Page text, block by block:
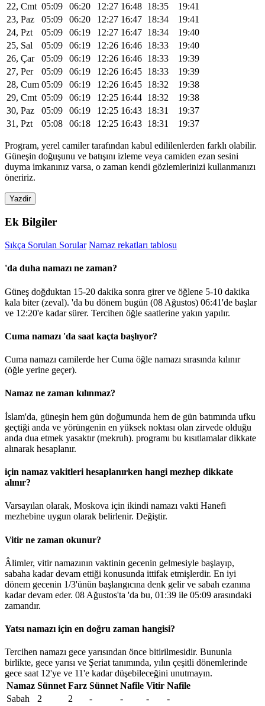
22, Cmt 05:09 06:20 12:27 16:48 18:35
19:41
23, Paz
05:09 06:20 12:27 16:47 18:34
19:41
24, Pzt
05:09 06:19 12:27 16:47 18:34
19:40
25, Sal
05:09 06:19 12:26 16:46 18:33
19:40
26, Çar
05:09 06:19 12:26 16:46 18:33
19:39
27, Per
05:09 06:19 12:26 16:45 18:33
19:39
28, Cum 05:09 06:19 12:26 16:45 18:32
19:38
29, Cmt 05:09 06:19 12:25 16:44 18:32
19:38
30, Paz
05:09 06:19 12:25 16:43 18:31
19:37
31, Pzt
05:08 06:18 12:25 16:43 18:31 19:37
Program, yerel camiler tarafından kabul edililenlerden farklı olabilir.
Güneşin doğuşunu ve batışını izleme veya camiden ezan sesini
duyma imkanınız varsa, o zaman kendi gözlemlerinizi kullanmanızı
öneririz.
Yazdir
Ek Bilgiler
Sıkça Sorulan Sorular Namaz rekatları tablosu
'da duha namazı ne zaman?
Güneş doğduktan 15-20 dakika sonra girer ve öğlene 5-10 dakika
kala biter (zeval). 'da bu dönem bugün (08 Ağustos) 06:41'de başlar
ve 12:20'e kadar sürer. Tercihen öğle saatlerine yakın yapılır.
Cuma namazı 'da saat kaçta başlıyor?
Cuma namazı camilerde her Cuma öğle namazı sırasında kılınır
(öğle yerine geçer).
Namaz ne zaman kılınmaz?
İslam'da, güneşin hem gün doğumunda hem de gün batımında ufku
geçtiği anda ve yörüngenin en yüksek noktası olan zirvede olduğu
anda dua etmek yasaktır (mekruh). programı bu kısıtlamalar dikkate
alınarak hesaplanır.
için namaz vakitleri hesaplanırken hangi mezhep dikkate
alınır?
Varsayılan olarak, Moskova için ikindi namazı vakti Hanefi
mezhebine uygun olarak belirlenir. Değiştir.
Vitir ne zaman okunur?
Âlimler, vitir namazının vaktinin gecenin gelmesiyle başlayıp,
sabaha kadar devam ettiği konusunda ittifak etmişlerdir. En iyi
dönem gecenin 1/3'ünün başlangıcına denk gelir ve sabah ezanına
kadar devam eder. 08 Ağustos'ta 'da bu, 01:39 ile 05:09 arasındaki
zamandır.
Yatsı namazı için en doğru zaman hangisi?
Tercihen namazı gece yarısından önce bitirilmesidir. Bununla
birlikte, gece yarısı ve Şeriat tanımında, yılın çeşitli dönemlerinde
gece saat 12'ye ve 11'e kadar düşebileceğini unutmayın.
Namaz Sünnet Farz Sünnet Nafile Vitir Nafile
Sabah
2 2 - - -
-